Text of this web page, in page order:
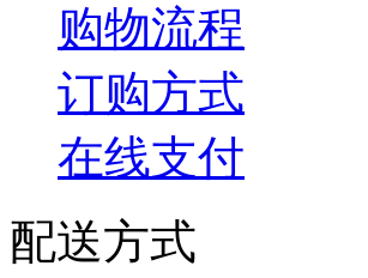
购物流程
订购方式
在线支付
配送方式